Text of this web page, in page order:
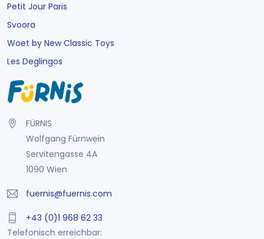
Petit Jour Paris
Svoora
Woet by New Classic Toys
Les Deglingos
FÜRNIS
Wolfgang Fürnwein
Servitengasse 4A
1090 Wien
fuernis@fuernis.com
+43 (0)1 968 62 33
Telefonisch erreichbar: